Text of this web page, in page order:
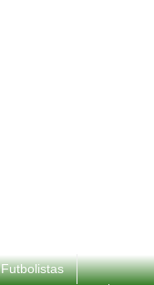
Futbolistas